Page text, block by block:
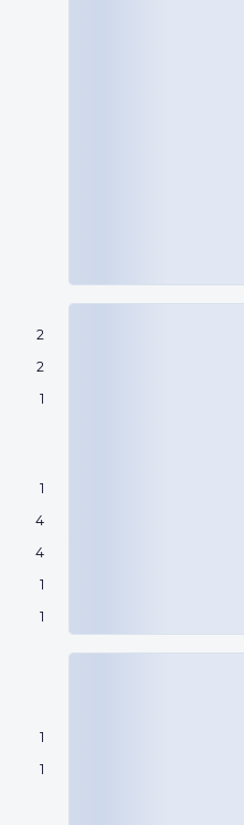
2
2
1
1
4
4
1
1
1
1